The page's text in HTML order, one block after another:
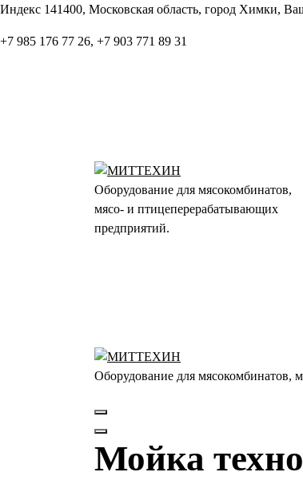
Перейти
содержанию
Индекс 141400, Московская область, город Химки,
+7 985 176 77 26, +7 903 771 89 31
Оборудование для мясокомбинатов,
мясо- и птицеперерабатывающих
предприятий.
Оборудование для мясокомбинатов,
Мойка